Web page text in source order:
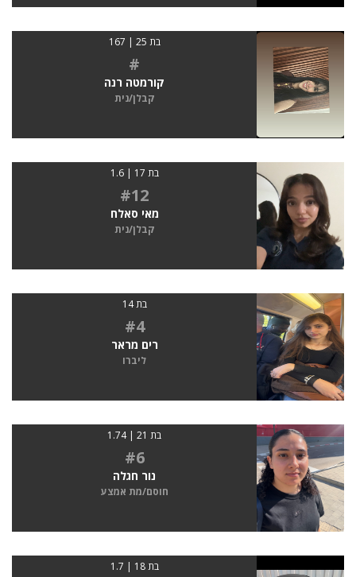
בת 25 | 167
#
קורמטה רנה
קבלן/נית
בת 17 | 1.6
#12
מאי סאלח
קבלן/נית
בת 14
#4
רים מראר
ליברו
בת 21 | 1.74
#6
נור חגלה
חוסם/מת אמצע
בת 18 | 1.7